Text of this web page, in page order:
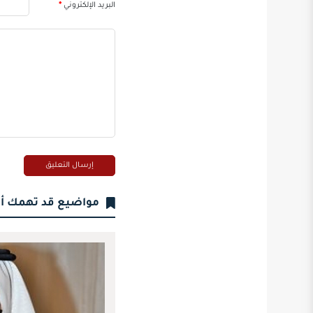
البريد الإلكتروني*
مواضيع قد تهمك